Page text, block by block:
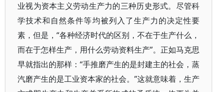
业视为资本主义劳动生产力的三种历史形式。尽管科
学技术和自然条件等均被列入了生产力的决定性要
素，但是，“各种经济时代的区别，不在于生产什么，
而在于怎样生产，用什么劳动资料生产”。正如马克思
早就指出的那样：“手推磨产生的是封建主的社会，蒸
汽磨产生的是工业资本家的社会。”这就意味着，生产